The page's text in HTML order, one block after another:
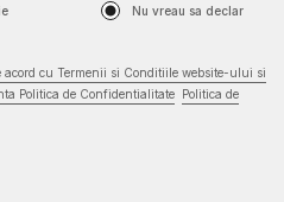
Nu vreau sa declar
acord cu Termenii si Conditiile website-ului si
Politica de Confidentialitate
Politica de